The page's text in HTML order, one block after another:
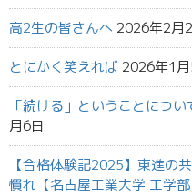
高2生の皆さんへ 2026年2月
とにかく笑えれば 2026年1
「続ける」ということにつ
月6日
【合格体験記2025】東進の
慣れ【名古屋工業大学 工学部